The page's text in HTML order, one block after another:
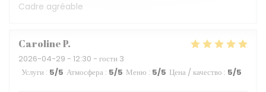
Cadre agréable
CarolineP
2026-04-29 - 12:30 - гости 3
Услуги : 5/5 Атмосфера : 5/5 Меню : 5/5 Цена / качество : 5/5